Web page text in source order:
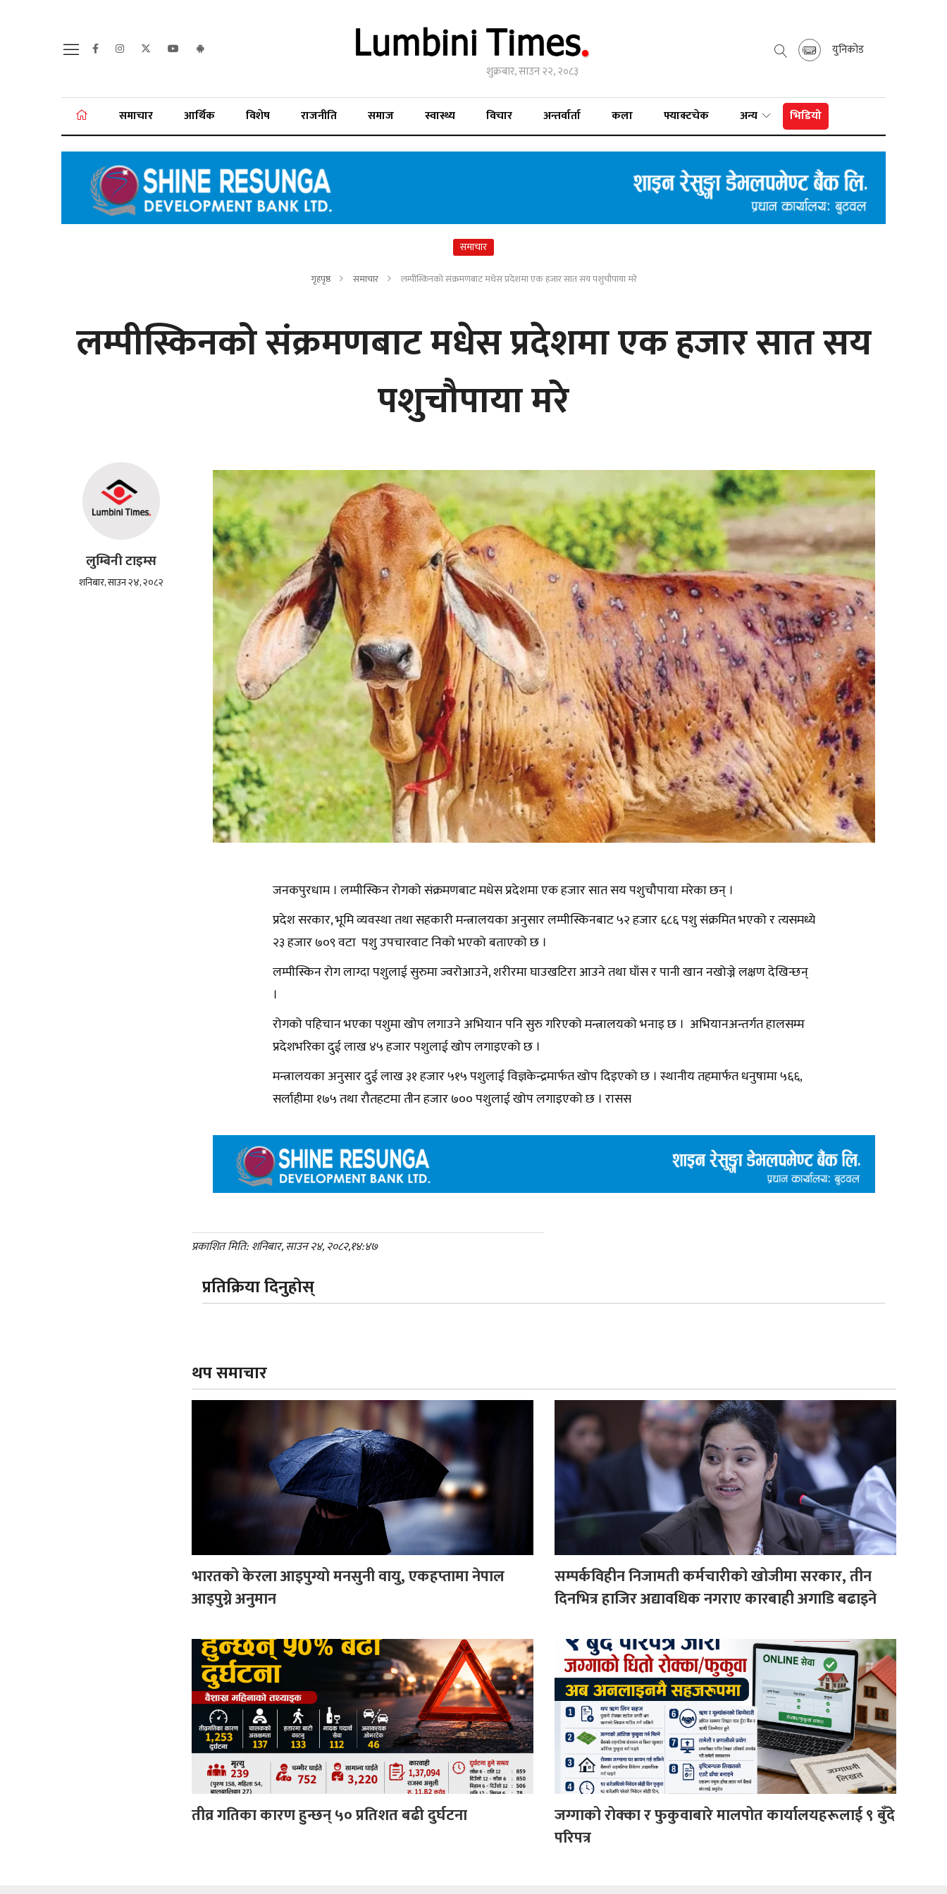
शुक्रबार, साउन २२, २०८३
युनिकोड
समाचार आर्थिक विशेष राजनीति समाज स्वास्थ्य विचार अन्तर्वार्ता कला फ्याक्टचेक अन्य भिडियो
समाचार
गृहपृष्ठ समाचार लम्पीस्किनको संक्रमणबाट मधेस प्रदेशमा एक हजार सात सय पशुचौपाया मरे
लम्पीस्किनको संक्रमणबाट मधेस प्रदेशमा एक हजार सात सय
पशुचौपाया मरे
लुम्बिनी टाइम्स
शनिबार, साउन २४, २०८२
जनकपुरधाम । लम्पीस्किन रोगको संक्रमणबाट मधेस प्रदेशमा एक हजार सात सय पशुचौपाया मरेका छन् ।
प्रदेश सरकार, भूमि व्यवस्था तथा सहकारी मन्त्रालयका अनुसार लम्पीस्किनबाट ५२ हजार ६८६ पशु संक्रमित भएको र त्यसमध्ये
२३ हजार ७०९ वटा पशु उपचारवाट निको भएको बताएको छ ।
लम्पीस्किन रोग लाग्दा पशुलाई सुरुमा ज्वरोआउने, शरीरमा घाउखटिरा आउने तथा घाँस र पानी खान नखोज्ने लक्षण देखिन्छन्
।
रोगको पहिचान भएका पशुमा खोप लगाउने अभियान पनि सुरु गरिएको मन्त्रालयको भनाइ छ । अभियानअन्तर्गत हालसम्म
प्रदेशभरिका दुई लाख ४५ हजार पशुलाई खोप लगाइएको छ ।
मन्त्रालयका अनुसार दुई लाख ३१ हजार ५१५ पशुलाई विज्ञकेन्द्रमार्फत खोप दिइएको छ । स्थानीय तहमार्फत धनुषामा ५६६,
सर्लाहीमा १७५ तथा रौतहटमा तीन हजार ७०० पशुलाई खोप लगाइएको छ । रासस
प्रकाशित मिति: शनिबार, साउन २४, २०८२,१४:४७
प्रतिक्रिया दिनुहोस्
थप समाचार
भारतको केरला आइपुग्यो मनसुनी वायु, एकहप्तामा नेपाल
आइपुग्ने अनुमान
सम्पर्कविहीन निजामती कर्मचारीको खोजीमा सरकार, तीन
दिनभित्र हाजिर अद्यावधिक नगराए कारबाही अगाडि बढाइने
तीव्र गतिका कारण हुन्छन् ५० प्रतिशत बढी दुर्घटना
जग्गाको रोक्का र फुकुवाबारे मालपोत कार्यालयहरूलाई ९ बुँदे
परिपत्र